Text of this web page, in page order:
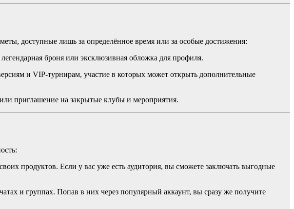
доступные лишь за определённое время или за особые достижения:
броня или эксклюзивная обложка для профиля.
и VIP-турнирам, участие в которых может открыть дополнительные
приглашение на закрытые клубы и мероприятия.
продуктов. Если у вас уже есть аудитория, вы сможете заключать выгодные
и группах. Попав в них через популярный аккаунт, вы сразу же получите